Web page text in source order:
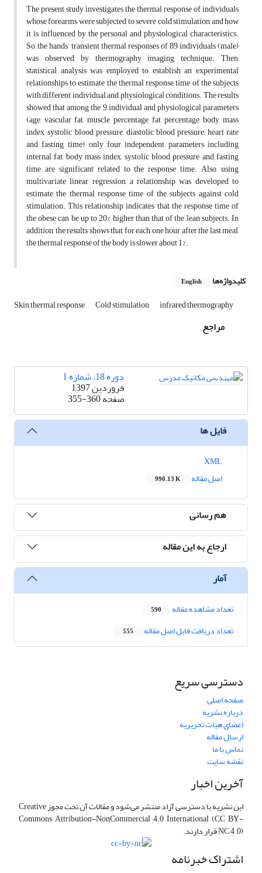
The present study investigates the thermal response of individuals
whose forearms were subjected to severe cold stimulation and how
it is influenced by the personal and physiological characteristics.
So, the hands’ transient thermal responses of 89 individuals (male)
was observed by thermography imaging technique. Then,
statistical analysis was employed to establish an experimental
relationships to estimate the thermal response time of the subjects
with different individual and physiological conditions. The results
showed that among the 9 individual and physiological parameters
(age, vascular fat, muscle percentage, fat percentage, body mass
index, systolic blood pressure, diastolic blood pressure, heart rate
and fasting time), only four independent parameters including
internal fat, body mass index, systolic blood pressure and fasting
time are significant related to the response time. Also, using
multivariate linear regression, a relationship was developed to
estimate the thermal response time of the subjects against cold
stimulation. This relationship indicates that the response time of
the obese can be up to 20% higher than that of the lean subjects. In
addition, the results shows that for each one hour after the last meal,
the thermal response of the body is slower about 1%.
کلیدواژه‌ها English
Skin thermal response Cold stimulation infrared thermography
مراجع
دوره 18، شماره 1
فروردین 1397
صفحه355-360
فایل ها
اصل مقاله
990.13 K
هم رسانی
ارجاع به این مقاله
آمار
تعداد مشاهده مقاله 590
تعداد دریافت فایل اصل مقاله 555
دسترسی سریع
صفحه اصلی
درباره نشریه
اعضای هیات تحریریه
ارسال مقاله
تماس با ما
نقشه سایت
آخرین اخبار
این نشریه با دسترسی آزاد منتشر می‌شود و مقالات آن تحت مجوز Creative
Commons Attribution-NonCommercial 4.0 International (CC BY-
NC 4.0) قرار دارند.
اشتراک خبرنامه